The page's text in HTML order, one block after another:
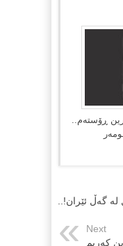
ڕۆستەم..
گەڵ ئێران!..
Next
کەریم